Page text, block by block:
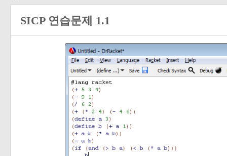
SICP 연습문제 1.1